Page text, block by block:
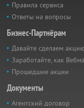
Правила сервиса
Ответы на вопросы
Бизнес-Партнёрам
Давайте сделаем
Заработайте, как
Прошедшие акции
Документы
Агентский договор